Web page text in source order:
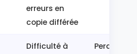
erreurs en
copie différée
Difficulté à
Perd ses